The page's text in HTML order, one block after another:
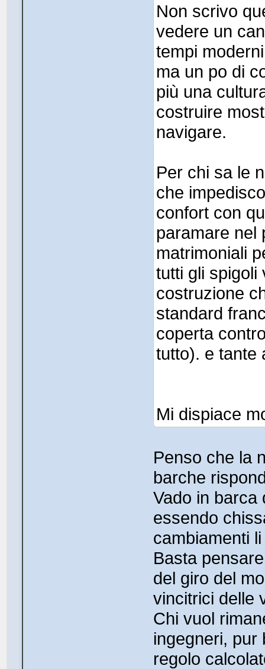
Non scrivo
vedere un
tempi
ma un po di
più una
costruire
navigare.
Per chi sa le
che
confort con
paramare nel
matrimoniali
tutti gli spigoli
costruzione
standard
coperta
tutto). e tante
Mi dispiace
Penso che la
barche
Vado in barca
essendo
cambiamenti
Basta
del giro del
vincitrici delle
Chi vuol
ingegneri, pur
regolo